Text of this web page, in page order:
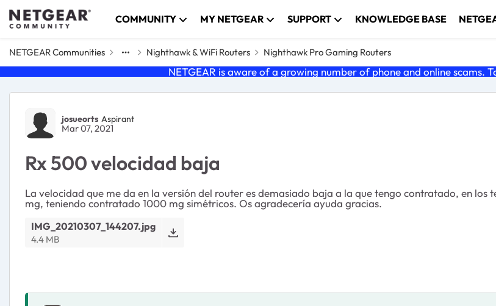
Skip to content COMMUNITY MY NETGEAR SUPPORT KNOWLEDGE BASE
NETGEAR Communities Nighthawk & WiFi Routers Nighthawk Pro Gaming Routers
NETGEAR is aware of a growing number of phone and online scams.
Forum Discussion
josueorts Aspirant
Mar 07, 2021
Rx 500 velocidad baja
La velocidad que me da en la versión del router es demasiado baja a la que tengo contratado, en
mg, teniendo contratado 1000 mg simétricos. Os agradecería ayuda gracias.
IMG_20210307_144207.jpg
4.4 MB